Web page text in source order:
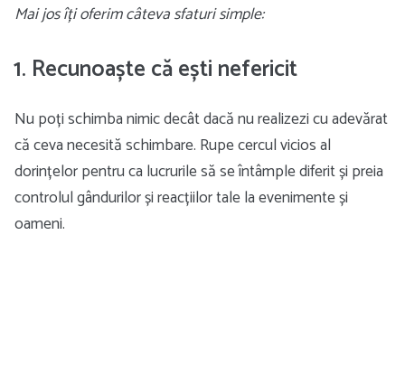
Mai jos îți oferim câteva sfaturi simple:
1. Recunoaște că ești nefericit
Nu poți schimba nimic decât dacă nu realizezi cu adevărat
că ceva necesită schimbare. Rupe cercul vicios al
dorințelor pentru ca lucrurile să se întâmple diferit și preia
controlul gândurilor și reacțiilor tale la evenimente și
oameni.